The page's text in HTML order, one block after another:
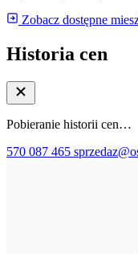
Zobacz dostępne
Historia cen
Pobieranie historii cen…
570 087 465